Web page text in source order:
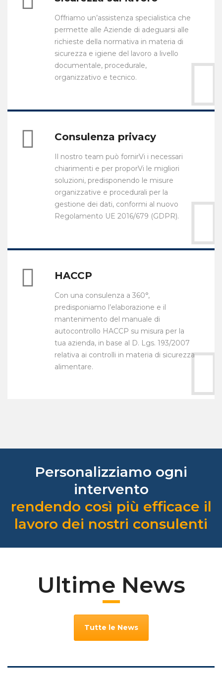
Offriamo un’assistenza specialistica che
permette alle Aziende di adeguarsi alle
richieste della normativa in materia di
sicurezza e igiene del lavoro a livello
documentale, procedurale,
organizzativo e tecnico.
Consulenza privacy
Il nostro team può fornirVi i necessari
chiarimenti e per proporVi le migliori
soluzioni, predisponendo le misure
organizzative e procedurali per la
gestione dei dati, conformi al nuovo
Regolamento UE 2016/679 (GDPR).
HACCP
Con una consulenza a 360°,
predisponiamo l’elaborazione e il
mantenimento del manuale di
autocontrollo HACCP su misura per la
tua azienda, in base al D. Lgs. 193/2007
relativa ai controlli in materia di sicurezza
alimentare.
Personalizziamo ogni
intervento
rendendo così più efficace il
lavoro dei nostri consulenti
Ultime News
Tutte le News